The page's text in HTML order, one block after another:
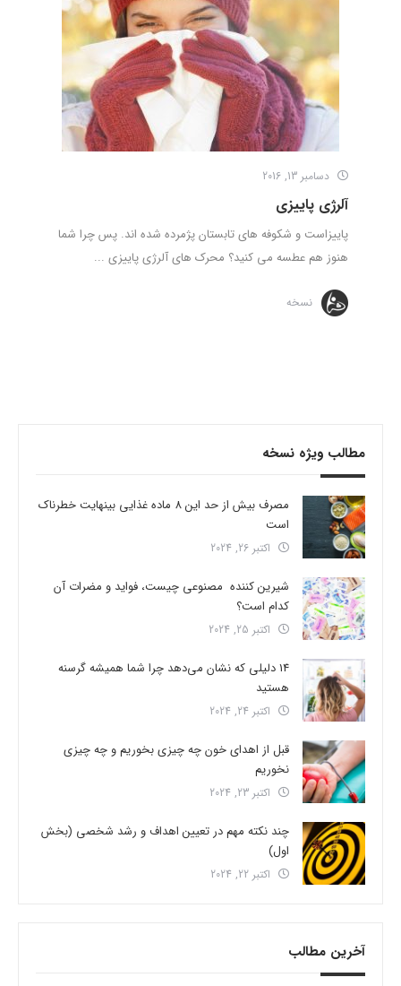
دسامبر 13, 2016
آلرژی پاییزی
پاییزاست و شکوفه­ های تابستان پژمرده شده ­اند. پس چرا شما
هنوز هم عطسه می­ کنید؟ محرک­ های آلرژی پاییزی ...
نسخه
مطالب ویژه نسخه
مصرف بیش از حد این 8 ماده غذایی بینهایت خطرناک
است
اکتبر 26, 2024
شیرین کننده مصنوعی چیست، فواید و مضرات آن
کدام است؟
اکتبر 25, 2024
14 دلیلی که نشان می‌دهد چرا شما همیشه گرسنه
هستید
اکتبر 24, 2024
قبل از اهدای خون چه چیزی بخوریم و چه چیزی
نخوریم
اکتبر 23, 2024
چند نکته مهم در تعیین اهداف و رشد شخصی (بخش
اول)
اکتبر 22, 2024
آخرین مطالب